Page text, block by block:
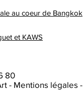
au coeur de Bangkok
et KAWS
80
- Mentions légales -